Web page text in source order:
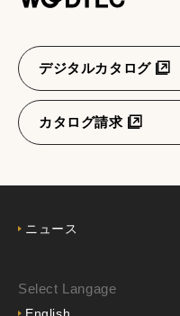
デジタルカタログ
カタログ請求
ニュース
Select Langage